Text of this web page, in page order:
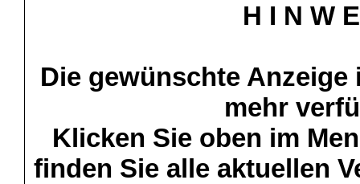
H I N W
Die gewünschte
mehr
Klicken Sie oben im
finden Sie alle aktuellen